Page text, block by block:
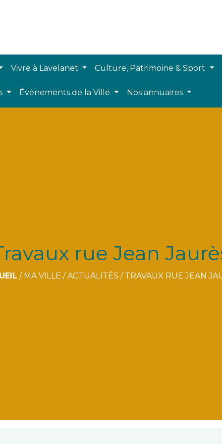
Vivre à Lavelanet Culture, Patrimoine & Sport
Événements de la Ville Nos annuaires
rue Jean
/ MA VILLE /ACTUALITÉS / TRAVAUX RUE JEAN